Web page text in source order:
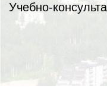
Учебно-